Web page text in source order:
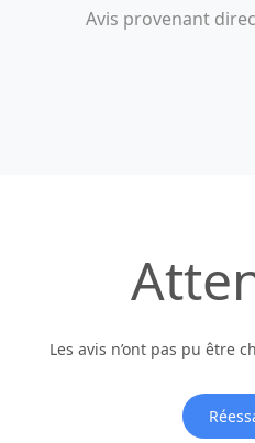
Avis provenant
Les avis n’ont pas pu être